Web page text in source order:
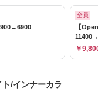
全員
【
￥
/インナーカラ